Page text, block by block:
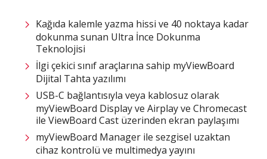
Kağıda kalemle yazma hissi ve 40 noktaya kadar
dokunma sunan Ultra İnce Dokunma
Teknolojisi​
İlgi çekici sınıf araçlarına sahip myViewBoard
Dijital Tahta yazılımı
USB-C bağlantısıyla veya kablosuz olarak
myViewBoard Display ve Airplay ve Chromecast
ile ViewBoard Cast üzerinden ekran paylaşımı
myViewBoard Manager ile sezgisel uzaktan
cihaz kontrolü ve multimedya yayını ​